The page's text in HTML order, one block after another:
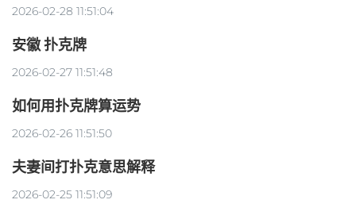
2026-02-28 11:51:04
安徽 扑克牌
2026-02-27 11:51:48
如何用扑克牌算运势
2026-02-26 11:51:50
夫妻间打扑克意思解释
2026-02-25 11:51:09